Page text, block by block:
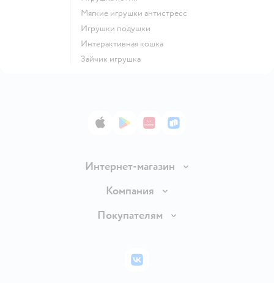
Мягкие игрушки антистресс
Игрушки подушки
Интерактивная кошка
Зайчик игрушка
App StoreGoogle Play
AppGallery
RuStore
Интернет-магазин
Доставка и оплата
Правила продажи
Политика использования файлов cookie
Компания
Вакансии
Покупателям
Бонусные карты
ВКонтакте